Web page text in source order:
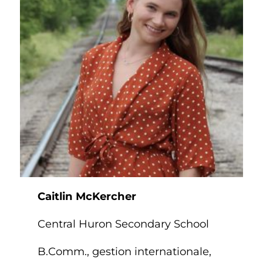
Caitlin McKercher
Central Huron Secondary School
B.Comm., gestion internationale,